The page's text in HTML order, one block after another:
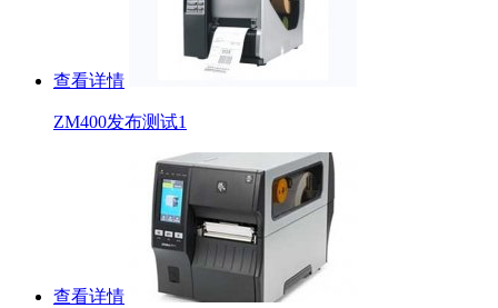
查看详情
ZM400发布测试1
查看详情